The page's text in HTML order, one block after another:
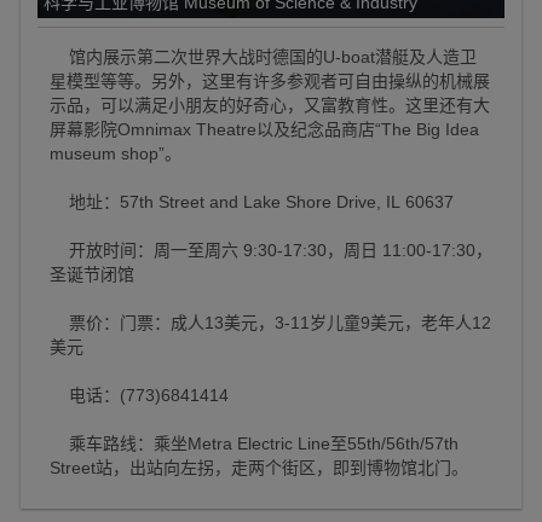
馆内展示第二次世界大战时德国的U-boat潜艇及人造卫
星模型等等。另外，这里有许多参观者可自由操纵的机械展
示品，可以满足小朋友的好奇心，又富教育性。这里还有大
屏幕影院Omnimax Theatre以及纪念品商店“The Big Idea
museum shop”。
地址：57th Street and Lake Shore Drive, IL 60637
开放时间：周一至周六 9:30-17:30，周日 11:00-17:30，
圣诞节闭馆
票价：门票：成人13美元，3-11岁儿童9美元，老年人12
美元
电话：(773)6841414
乘车路线：乘坐Metra Electric Line至55th/56th/57th
Street站，出站向左拐，走两个街区，即到博物馆北门。